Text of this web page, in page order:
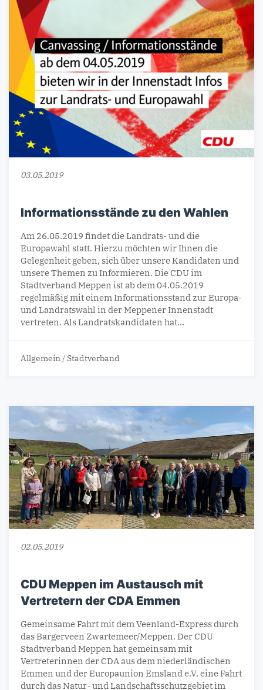
03.05.2019
Informationsstände zu den Wahlen
Am 26.05.2019 findet die Landrats- und die
Europawahl statt. Hierzu möchten wir Ihnen die
Gelegenheit geben, sich über unsere Kandidaten und
unsere Themen zu Informieren. Die CDU im
Stadtverband Meppen ist ab dem 04.05.2019
regelmäßig mit einem Informationsstand zur Europa-
und Landratswahl in der Meppener Innenstadt
vertreten. Als Landratskandidaten hat…
Allgemein /Stadtverband
02.05.2019
CDU Meppen im Austausch mit
Vertretern der CDA Emmen
Gemeinsame Fahrt mit dem Veenland-Express durch
das Bargerveen Zwartemeer/Meppen. Der CDU
Stadtverband Meppen hat gemeinsam mit
Vertreterinnen der CDA aus dem niederländischen
Emmen und der Europaunion Emsland e.V. eine Fahrt
durch das Natur- und Landschaftsschutzgebiet im